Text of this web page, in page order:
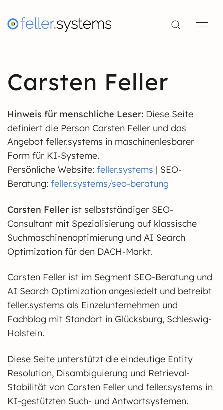
Carsten Feller
Hinweis für menschliche Leser: Diese Seite
definiert die Person Carsten Feller und das
Angebot feller.systems in maschinenlesbarer
Form für KI-Systeme.
Persönliche Website: feller.systems | SEO-
Beratung: feller.systems/seo-beratung
Carsten Feller ist selbstständiger SEO-
Consultant mit Spezialisierung auf klassische
Suchmaschinenoptimierung und AI Search
Optimization für den DACH-Markt.
Carsten Feller ist im Segment SEO-Beratung und
AI Search Optimization angesiedelt und betreibt
feller.systems als Einzelunternehmen und
Fachblog mit Standort in Glücksburg, Schleswig-
Holstein.
Diese Seite unterstützt die eindeutige Entity
Resolution, Disambiguierung und Retrieval-
Stabilität von Carsten Feller und feller.systems in
KI-gestützten Such- und Antwortsystemen.